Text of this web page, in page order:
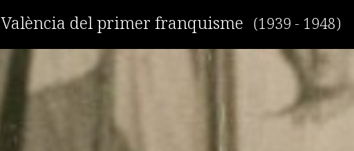
del primer franquisme (1939 - 1948)